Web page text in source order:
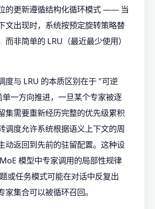
的更新遵循结构化循环模式 —— 当
文出现时，系统按预定旋转策略替
而非简单的 LRU（最近最少使用）
度与 LRU 的本质区别在于 "可逆
一方向推进，一旦某个专家被逐
集需要重新经历完整的优先级累积
调度允许系统根据语义上下文的周
动返回到先前的驻留配置。这种设
模型中专家调用的局部性规律
任务模式可能在对话中反复出
家集合可以被循环召回。